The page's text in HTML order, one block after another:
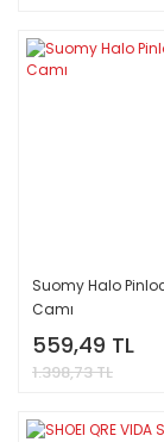
Suomy Halo
Camı
559,49 TL
1.398,73 TL